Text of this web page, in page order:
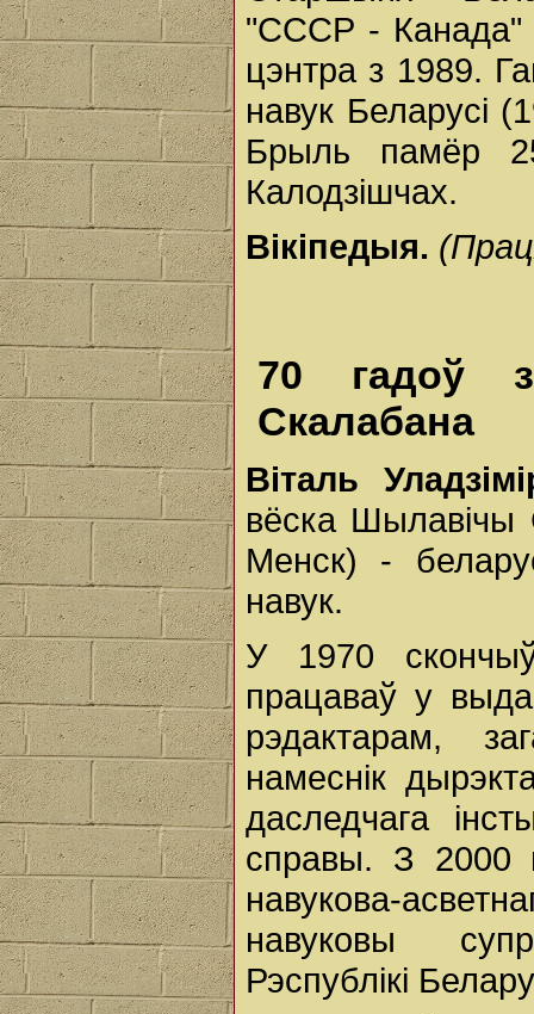
"СССР - Канада"
цэнтра з 1989.
навук Беларусі
Брыль памёр
Калодзішчах.
Вікіпедыя.
70 гадоў
Скалабана
Віталь
вёска Шылавічы
Менск) -
навук.
У 1970 скончыў
працаваў у
рэдактарам,
намеснік
даследчага
справы. З 2000
навукова-
навуковы
Рэспублікі